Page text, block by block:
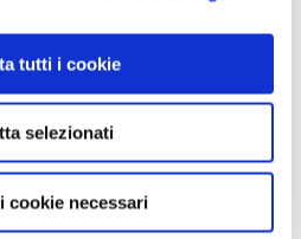
tutti i cookie
selezionati
cookie necessari
VEDI SU
MAPPA